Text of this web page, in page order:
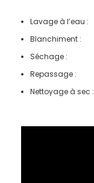
Lavage à l’eau :
Blanchiment :
Séchage :
Repassage :
Nettoyage à sec :